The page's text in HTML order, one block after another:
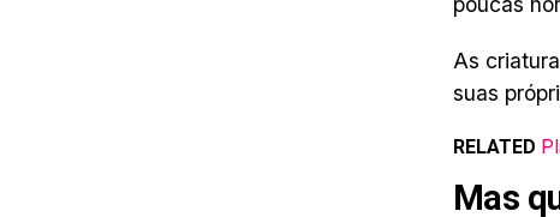
As
suas
RELATED
Mas